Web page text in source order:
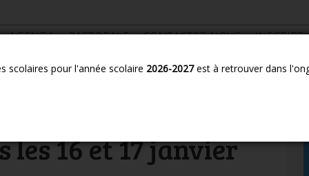
AGENDA PASTORALE CONTACTEZ-NOUS
les élèves des
les 16 et 17 janvier
scolaires pour l'année scolaire 2026-2027est à retrouver dans